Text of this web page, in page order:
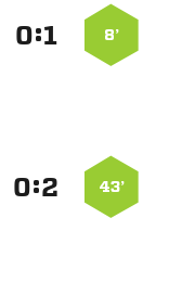
8’
:
43’
: